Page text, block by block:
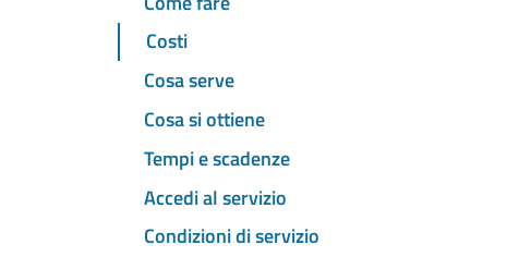
Costi
Cosa serve
Cosa si ottiene
Tempi e scadenze
Accedi al servizio
Condizioni di servizio